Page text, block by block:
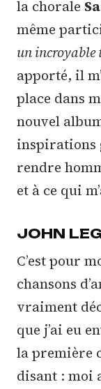
la chorale
même
un incroyable
apporté, il
place dans
nouvel
inspirations
rendre
et à ce qui
JOHN
C’est pour
chansons
vraiment
que j’ai eu
la première
disant : moi